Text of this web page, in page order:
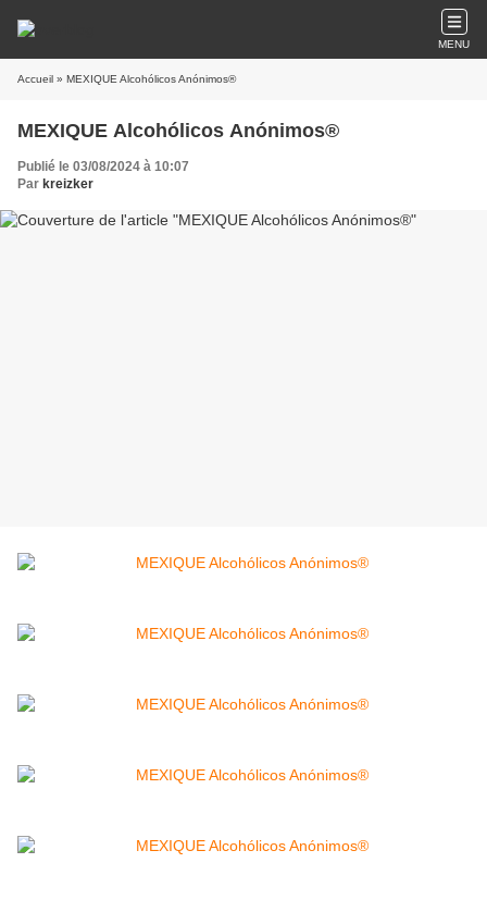
MENU
Accueil » MEXIQUE Alcohólicos Anónimos®
MEXIQUE Alcohólicos Anónimos®
Publié le 03/08/2024 à 10:07
Par kreizker